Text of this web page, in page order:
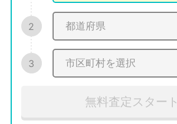
2
3
無料査定スタート